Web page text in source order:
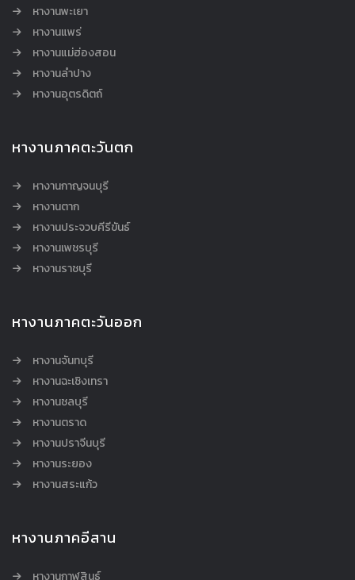
หางานพะเยา
หางานแพร่
หางานแม่ฮ่องสอน
หางานลำปาง
หางานอุตรดิตถ์
หางานภาคตะวันตก
หางานกาญจนบุรี
หางานตาก
หางานประจวบคีรีขันธ์
หางานเพชรบุรี
หางานราชบุรี
หางานภาคตะวันออก
หางานจันทบุรี
หางานฉะเชิงเทรา
หางานชลบุรี
หางานตราด
หางานปราจีนบุรี
หางานระยอง
หางานสระแก้ว
หางานภาคอีสาน
หางานกาฬสินธุ์